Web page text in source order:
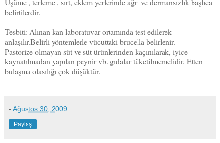
Üşüme , terleme , sırt, eklem yerlerinde ağrı ve dermansızlık başlıca
belirtilerdir.
Tesbiti: Alınan kan laboratuvar ortamında test edilerek
anlaşılır.Belirli yöntemlerle vücuttaki brucella belirlenir.
Pastorize olmayan süt ve süt ürünlerinden kaçınılarak, iyice
kaynatılmadan yapılan peynir vb. gıdalar tüketilmemelidir. Etten
bulaşma olasılığı çok düşüktür.
- Ağustos 30, 2009
Paylaş